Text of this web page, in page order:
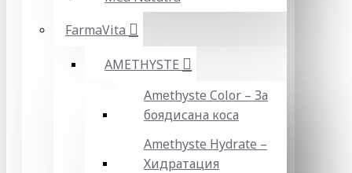
FarmaVita
AMETHYSTE
Amethyste Color – За
боядисана коса
Amethyste Hydrate –
Хидратация